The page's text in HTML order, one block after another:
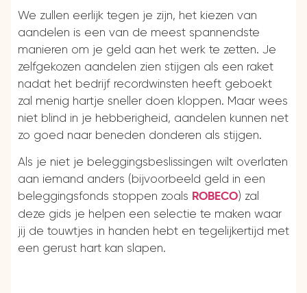
We zullen eerlijk tegen je zijn, het kiezen van
aandelen is een van de meest spannendste
manieren om je geld aan het werk te zetten. Je
zelfgekozen aandelen zien stijgen als een raket
nadat het bedrijf recordwinsten heeft geboekt
zal menig hartje sneller doen kloppen. Maar wees
niet blind in je hebberigheid, aandelen kunnen net
zo goed naar beneden donderen als stijgen.
Als je niet je beleggingsbeslissingen wilt overlaten
aan iemand anders (bijvoorbeeld geld in een
beleggingsfonds stoppen zoals ROBECO) zal
deze gids je helpen een selectie te maken waar
jij de touwtjes in handen hebt en tegelijkertijd met
een gerust hart kan slapen.